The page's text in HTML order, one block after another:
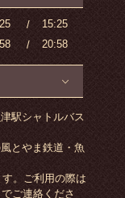
15:25
20:58
駅シャトルバス
とやま鉄道・魚
。ご利用の際は
ご連絡くださ